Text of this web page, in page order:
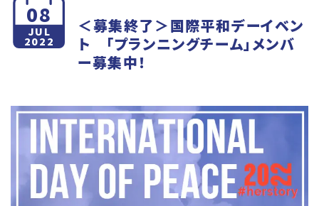
08
JUL
2022
＜募集終了＞国際平和デーイベン
ト 「プランニングチーム」メンバ
ー募集中！